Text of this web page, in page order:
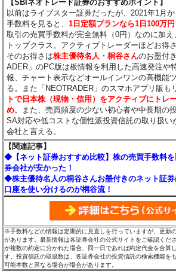
【SBIネオトレード証券のおすすめポイント】
以前はライブスター証券だったが、2021年1月
手数料を見ると、1日定額プランなら1日100万
取引の売買手数料が完全無料（0円）なのに加
トップクラス。アクティブトレーダーほどお得
そのお得さは株主優待名人・桐谷さんのお墨付
ADER」のPC版は板情報を利用した高速発注や
報、チャート表示などオールインワンの高機能
る。また「NEOTRADER」のスマホアプリ版も
トで日本株（現物・信用）をアクティブにトレ
め。また、売買頻度の少ない初心者や中長期の
SA対応や低コストな個性派投資信託の取り扱い
会社と言える。
【関連記事】
◆【ネット証券おすすめ比較】株の売買手数料
券会社が安かった！
◆株主優待名人の桐谷さんお墨付きのネット証
口座を使い分けるのが桐谷流！
※手数料などの情報は定期的に見直しを行っていますが、更新
があります。最新情報は各証券会社の公式サイトをご確認くだ
が複数の約定に分かれた場合、同一日であれば約定代金を合算
す。投資信託の取扱数は、各証券会社の投資信託の検索機能を
可能本数と異なる場合が場合があります。